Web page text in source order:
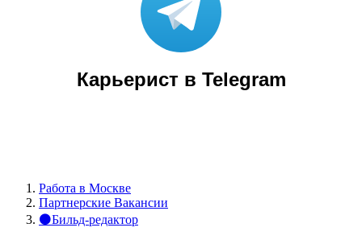
Карьерист в Telegram
Работа в Москве
Партнерские Вакансии
⚫Бильд-редактор